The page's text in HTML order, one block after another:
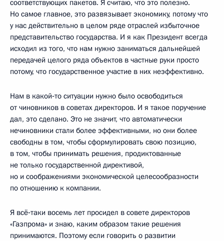
соответствующих пакетов. Я считаю, что это полезно.
Но самое главное, это развязывает экономику, потому что
у нас действительно в целом ряде отраслей избыточное
представительство государства. И я как Президент всегда
исходил из того, что нам нужно заниматься дальнейшей
передачей целого ряда объектов в частные руки просто
потому, что государственное участие в них неэффективно.
Нам в какой‑то ситуации нужно было освободиться
от чиновников в советах директоров. И я такое поручение
дал, это сделано. Это не значит, что автоматически
нечиновники стали более эффективными, но они более
свободны в том, чтобы сформулировать свою позицию,
в том, чтобы принимать решения, продиктованные
не только государственной директивой,
но и соображениями экономической целесообразности
по отношению к компании.
Я всё‑таки восемь лет просидел в совете директоров
«Газпрома» и знаю, каким образом такие решения
принимаются. Поэтому если говорить о развитии